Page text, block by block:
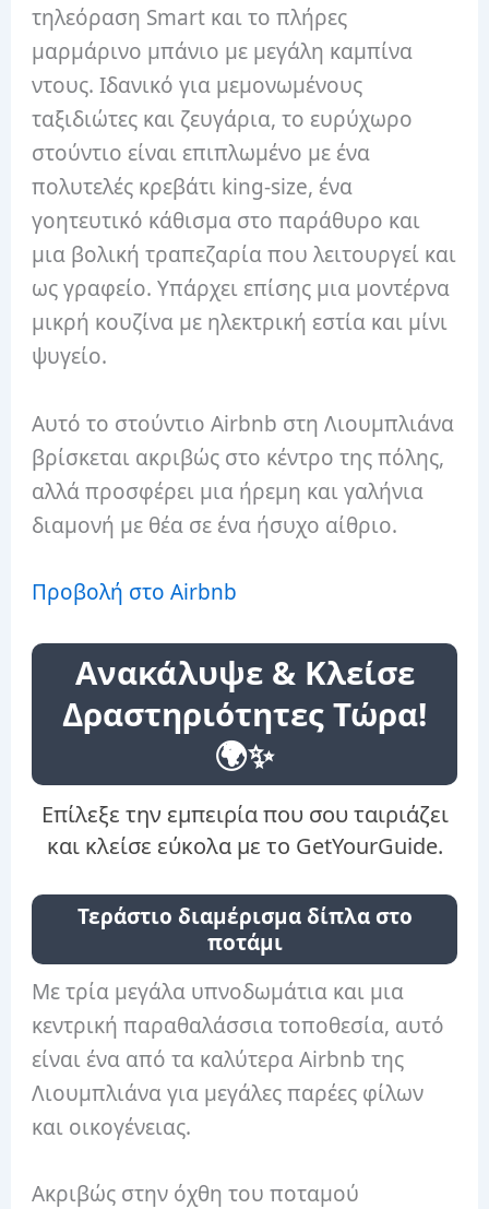
τηλεόραση Smart και το πλήρες
μαρμάρινο μπάνιο με μεγάλη καμπίνα
ντους. Ιδανικό για μεμονωμένους
ταξιδιώτες και ζευγάρια, το ευρύχωρο
στούντιο είναι επιπλωμένο με ένα
πολυτελές κρεβάτι king-size, ένα
γοητευτικό κάθισμα στο παράθυρο και
μια βολική τραπεζαρία που λειτουργεί και
ως γραφείο. Υπάρχει επίσης μια μοντέρνα
μικρή κουζίνα με ηλεκτρική εστία και μίνι
ψυγείο.
Αυτό το στούντιο Airbnb στη Λιουμπλιάνα
βρίσκεται ακριβώς στο κέντρο της πόλης,
αλλά προσφέρει μια ήρεμη και γαλήνια
διαμονή με θέα σε ένα ήσυχο αίθριο.
Προβολή στο Airbnb
Ανακάλυψε & Κλείσε
Δραστηριότητες Τώρα!
🌍✨
Επίλεξε την εμπειρία που σου ταιριάζει
και κλείσε εύκολα με το GetYourGuide.
Τεράστιο διαμέρισμα δίπλα στο
ποτάμι
Με τρία μεγάλα υπνοδωμάτια και μια
κεντρική παραθαλάσσια τοποθεσία, αυτό
είναι ένα από τα καλύτερα Airbnb της
Λιουμπλιάνα για μεγάλες παρέες φίλων
και οικογένειας.
Ακριβώς στην όχθη του ποταμού